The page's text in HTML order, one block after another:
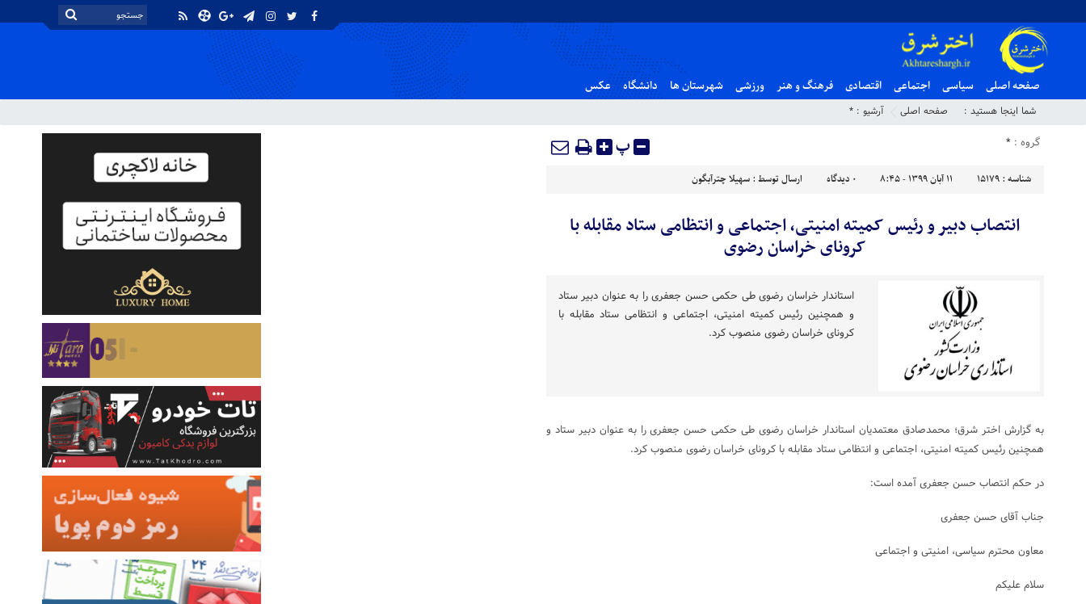
صفحه اصلی سیاسی اجتماعی اقتصادی فرهنگ و هنر ورزشی شهرستان ها دانشگاه عکس
شما اینجا هستید : صفحه اصلی آرشیو : *
گروه : * پ
شناسه : 15179 ۱۱ آبان ۱۳۹۹ - ۸:۴۵ ۰ دیدگاه ارسال توسط : سهیلا چترآبگون
انتصاب دبیر و رئیس کمیته امنیتی، اجتماعی و انتظامی ستاد مقابله با
کرونای خراسان رضوی
استاندار خراسان رضوی طی حکمی حسن جعفری را به عنوان دبیر ستاد
و همچنین رئیس کمیته امنیتی، اجتماعی و انتظامی ستاد مقابله با
کرونای خراسان رضوی منصوب کرد.
به گزارش اختر شرق؛ محمدصادق معتمدیان استاندار خراسان رضوی طی حکمی حسن جعفری را به عنوان دبیر ستاد و
همچنین رئیس کمیته امنیتی، اجتماعی و انتظامی ستاد مقابله با کرونای خراسان رضوی منصوب کرد.
در حکم انتصاب حسن جعفری آمده است:
جناب آقای حسن جعفری
معاون محترم سیاسی، امنیتی و اجتماعی
سلام علیکم